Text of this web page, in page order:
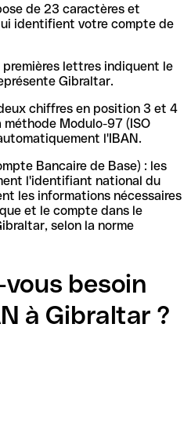
de 23 caractères et
identifient votre compte de
premières lettres indiquent le
Gibraltar.
chiffres en position 3 et 4
Modulo-97 (ISO
l'IBAN.
Bancaire de Base) : les
l'identifiant national du
les informations nécessaires
et le compte dans le
selon la norme
besoin
à Gibraltar ?